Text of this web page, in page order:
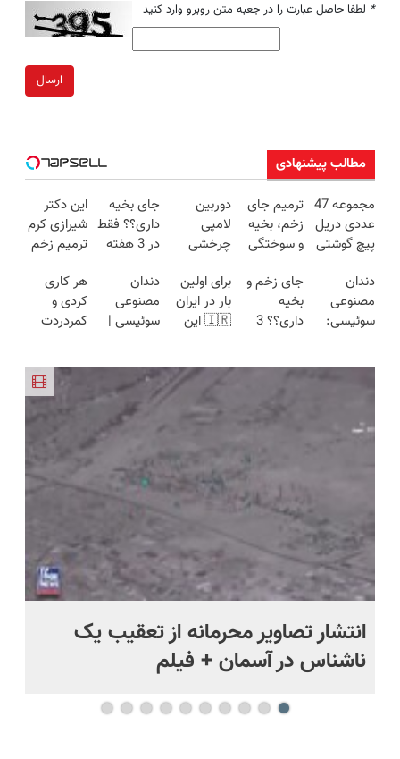
* لطفا حاصل عبارت را در جعبه متن روبرو وارد کنید
ارسال
مطالب پیشنهادی
مجموعه 47
عددی دریل
پیچ گوشتی
(تخفیف به
مدت
محدود)
ترمیم جای
زخم، بخیه
و سوختگی
هفته!!😍
دوربین
لامپی
چرخشی
فقط امروز
حراج شد🔥
پرداخت
جای بخیه
داری؟؟ فقط
در 3 هفته
کن!😍
این دکتر
شیرازی کرم
ترمیم زخم
ساخت!!!
دندان
مصنوعی
سوئیسی:
پرداخت
قسطی
جای زخم و
بخیه
داری؟؟ 3
برای اولین
بار در ایران
🇮🇷 این
23 روزه
دندان
مصنوعی
سوئیسی |
طبیعی!
ویزیت
رایگان+پرداخت
اقساطی😍
هر کاری
کردی و
کمردردت
پرسشنامه و
دریافت راه
انتشار تصاویر محرمانه از تعقیب یک
ناشناس در آسمان + فیلم